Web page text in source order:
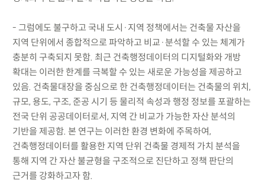
- 그럼에도 불구하고 국내 도시·지역 정책에서는 건축물 자산을
지역 단위에서 종합적으로 파악하고 비교·분석할 수 있는 체계가
충분히 구축되지 못함. 최근 건축행정데이터의 디지털화와 개방
확대는 이러한 한계를 극복할 수 있는 새로운 가능성을 제공하고
있음. 건축물대장을 중심으로 한 건축행정데이터는 건축물의 위치,
규모, 용도, 구조, 준공 시기 등 물리적 속성과 행정 정보를 포괄하는
전국 단위 공공데이터로서, 지역 간 비교가 가능한 자산 분석의
기반을 제공함. 본 연구는 이러한 환경 변화에 주목하여,
건축행정데이터를 활용한 지역 단위 건축물 경제적 가치 분석을
통해 지역 간 자산 불균형을 구조적으로 진단하고 정책 판단의
근거를 강화하고자 함.